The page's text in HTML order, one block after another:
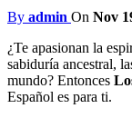
By admin On Nov
¿Te apasionan la
sabiduría ancestral,
mundo? Entonces
Español es para ti.